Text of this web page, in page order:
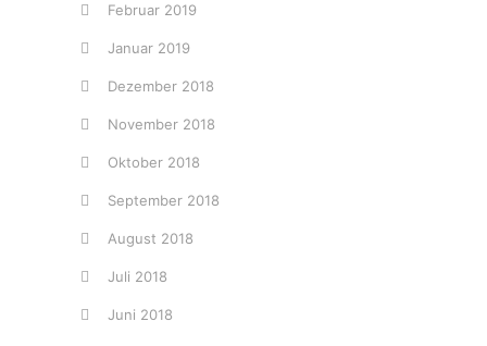
Februar 2019
Januar 2019
Dezember 2018
November 2018
Oktober 2018
September 2018
August 2018
Juli 2018
Juni 2018